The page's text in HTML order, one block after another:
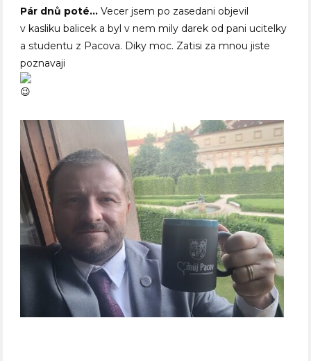
Pár dnů poté…Vecer jsem po zasedani objevil
v kasliku balicek a byl v nem mily darek od pani ucitelky
a studentu z Pacova. Diky moc. Zatisi za mnou jiste
poznavaji